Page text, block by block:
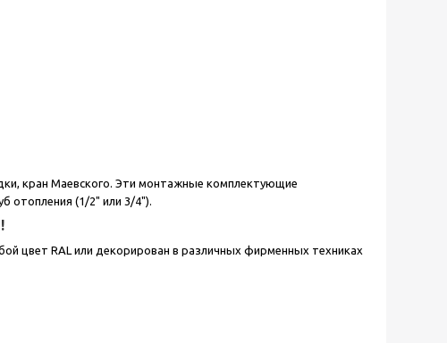
кран Маевского. Эти монтажные комплектующие
отопления (1/2" или 3/4").
цвет RAL или декорирован в различных фирменных техниках